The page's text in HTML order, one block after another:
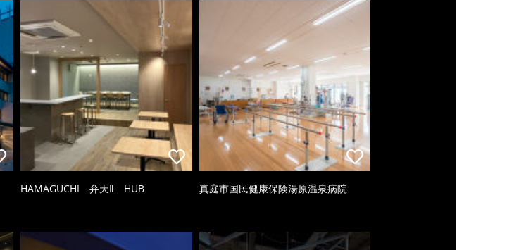
HAMAGUCHI 弁天Ⅱ HUB 真庭市国民健康保険湯原温泉病院